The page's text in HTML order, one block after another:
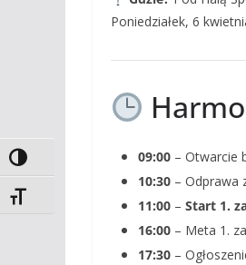
Toggle High Contrast
Toggle Font size
Poniedziałek, 6
09:00 – Otwarcie
10:30 – Odprawa
11:00 – Start 1.
16:00 – Meta 1.
17:30 –